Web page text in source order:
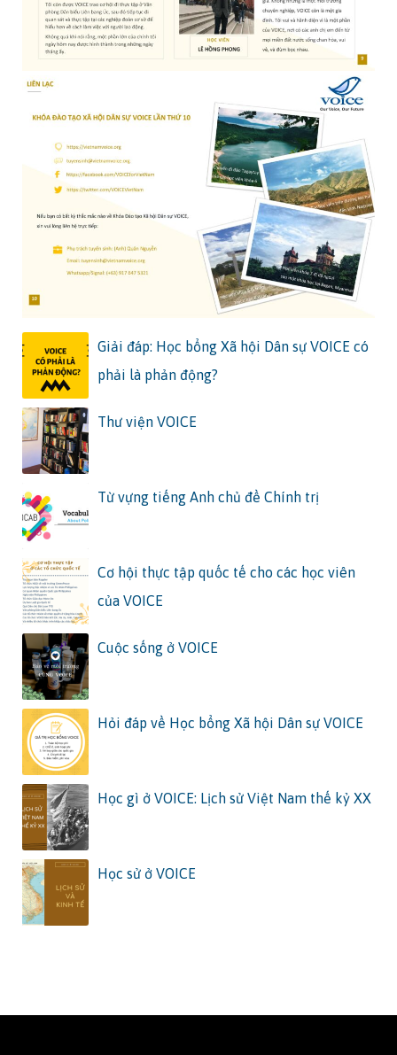
Giải đáp: Học bổng Xã hội Dân sự VOICE có
phải là phản động?
Thư viện VOICE
Từ vựng tiếng Anh chủ đề Chính trị
Cơ hội thực tập quốc tế cho các học viên
của VOICE
Cuộc sống ở VOICE
Hỏi đáp về Học bổng Xã hội Dân sự VOICE
Học gì ở VOICE: Lịch sử Việt Nam thế kỷ XX
Học sử ở VOICE